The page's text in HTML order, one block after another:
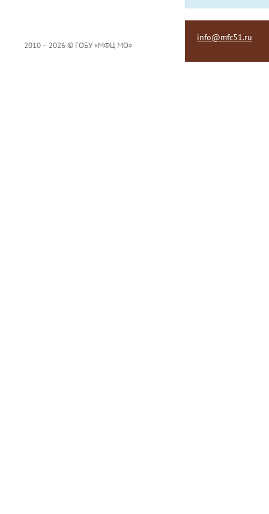
2010 – 2026 © ГОБУ «МФЦ МО»
info@mfc51.ru